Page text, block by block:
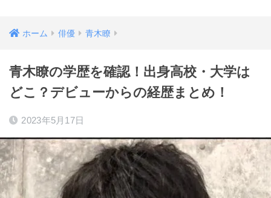
ホーム 俳優 青木瞭
青木瞭の学歴を確認！出身高校・大学は
どこ？デビューからの経歴まとめ！
2023年5月17日